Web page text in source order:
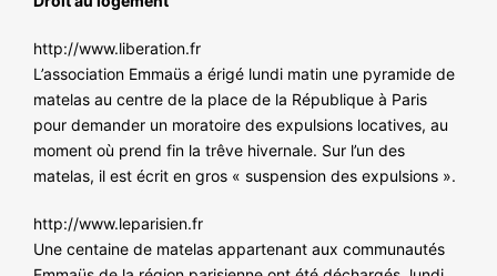
http://www.liberation.fr
L’association Emmaüs a érigé lundi matin une pyramide de
matelas au centre de la place de la République à Paris
pour demander un moratoire des expulsions locatives, au
moment où prend fin la trêve hivernale. Sur l’un des
matelas, il est écrit en gros « suspension des expulsions ».
http://www.leparisien.fr
Une centaine de matelas appartenant aux communautés